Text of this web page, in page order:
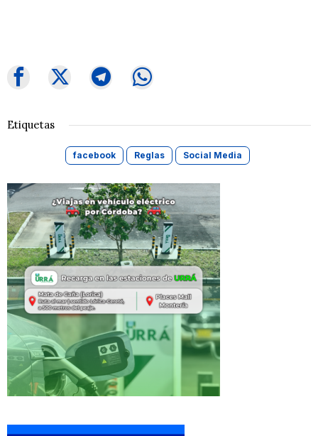
Etiquetas
facebook Reglas Social Media